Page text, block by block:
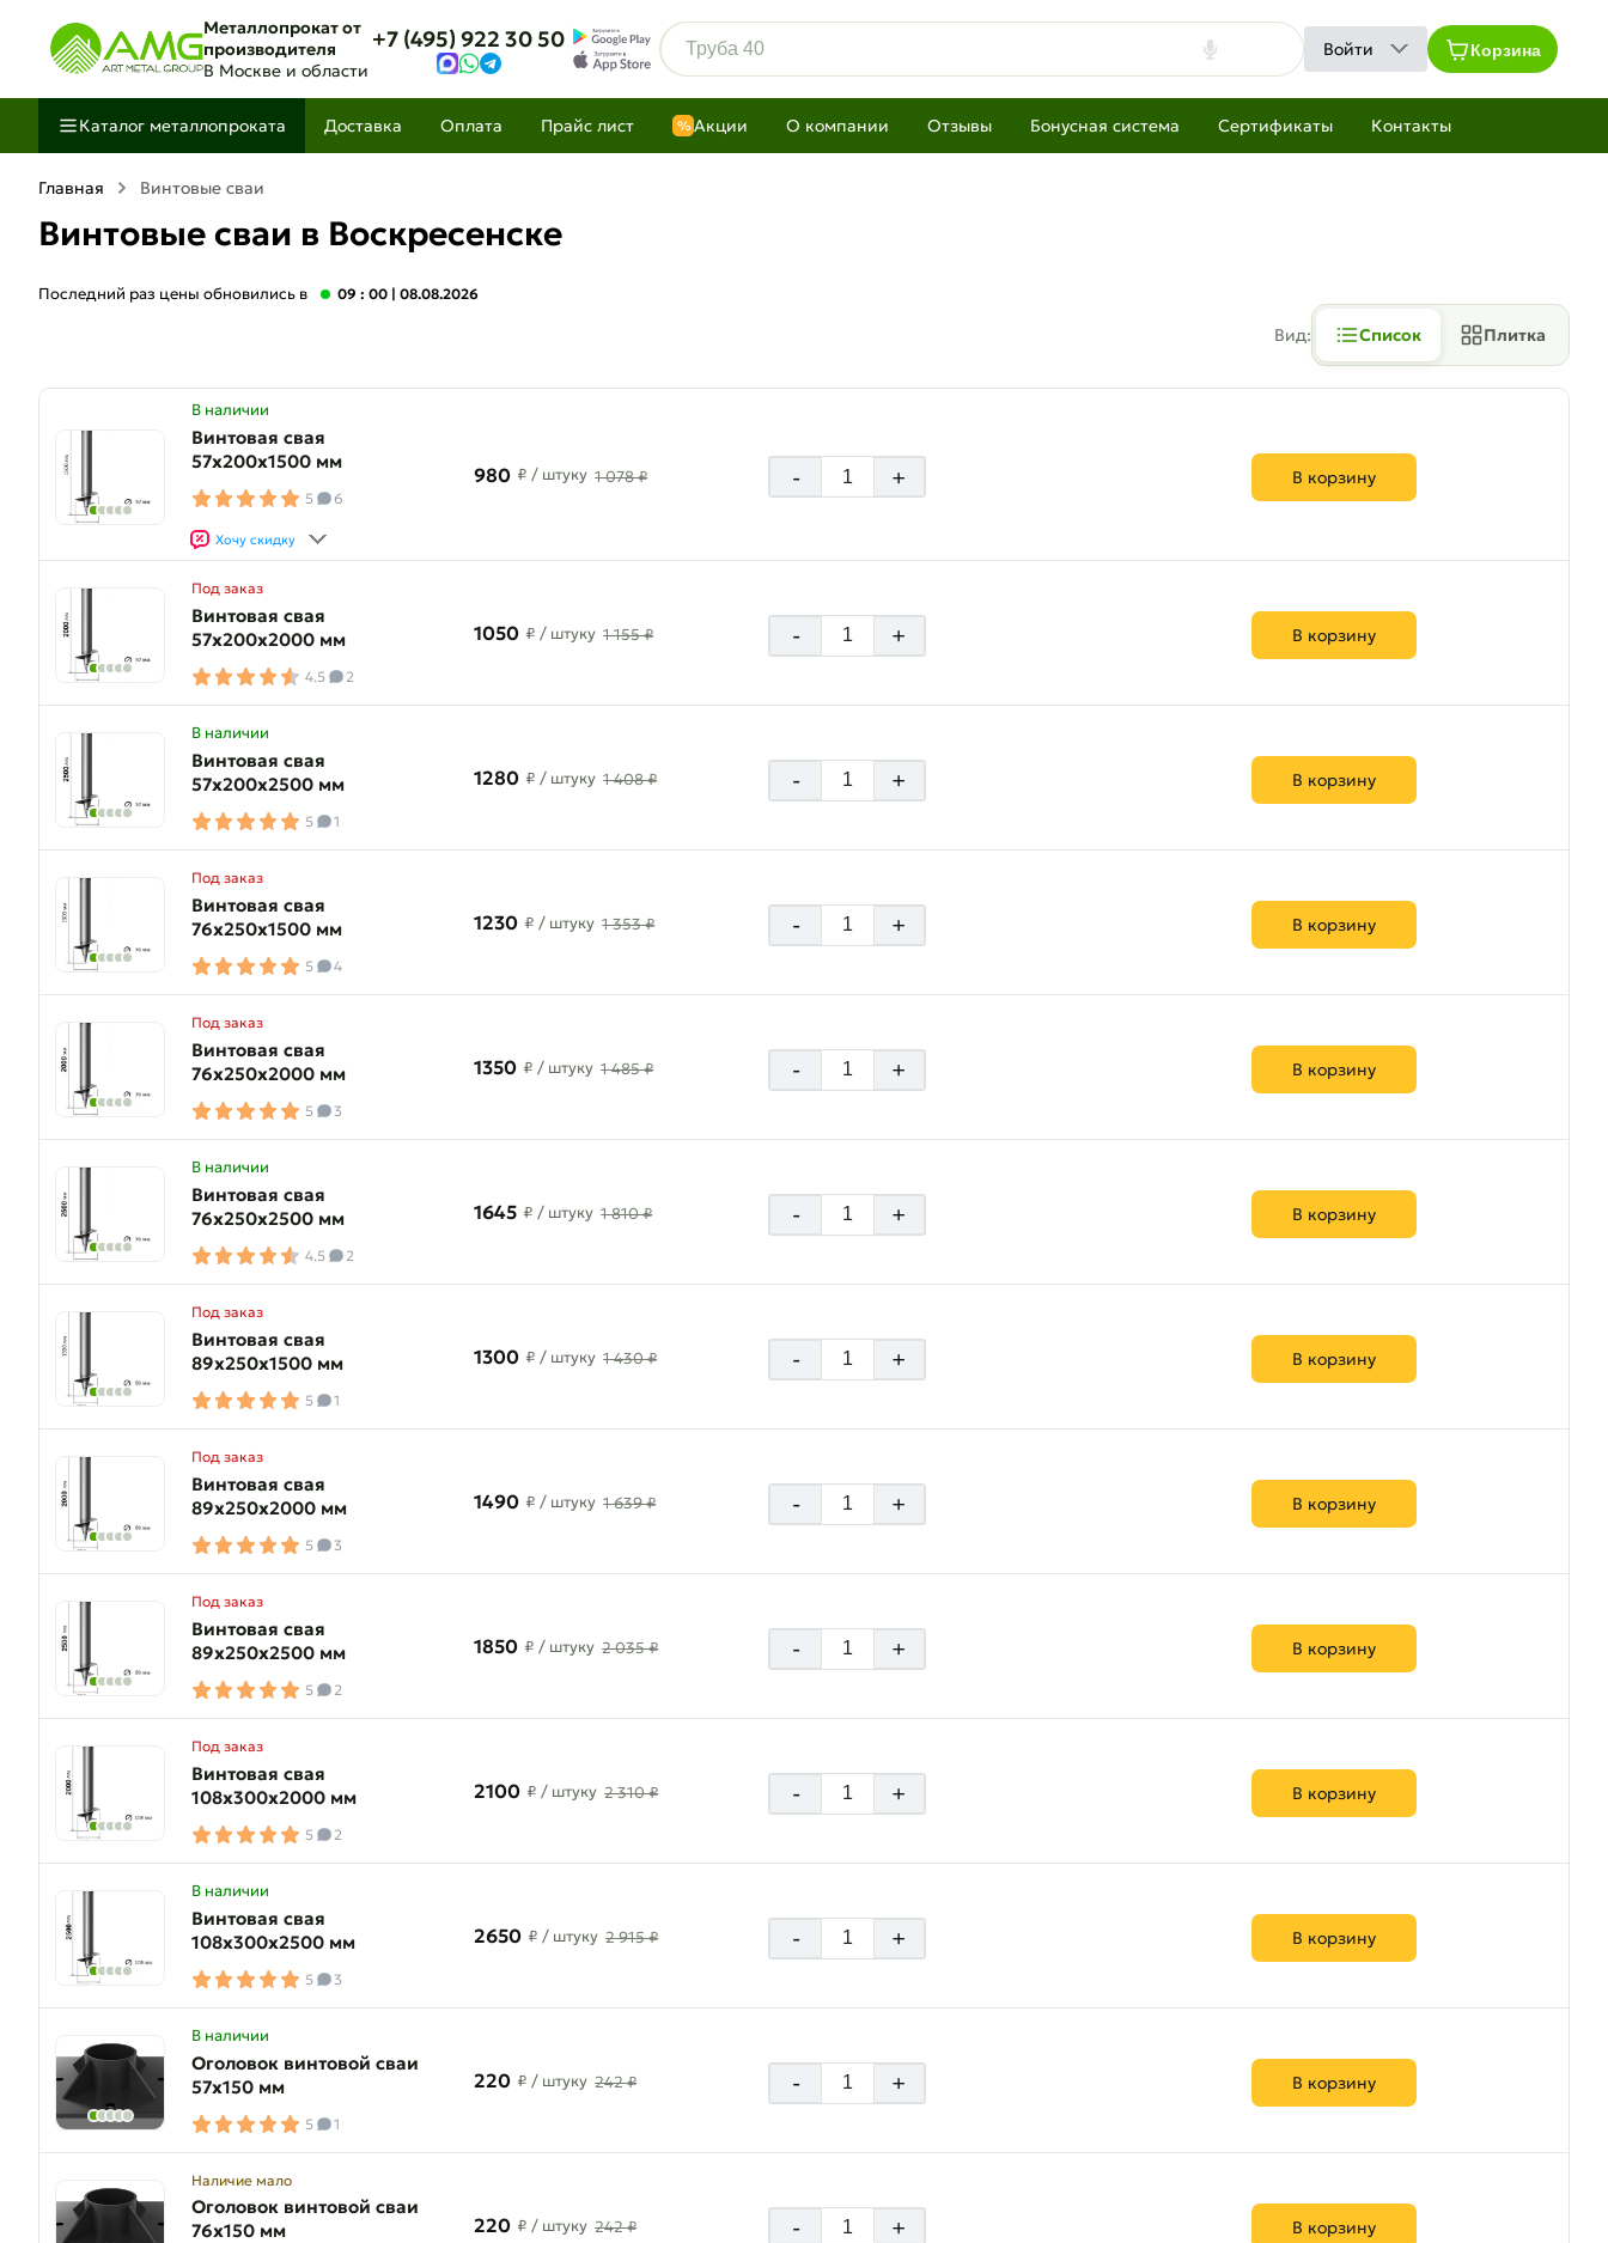
Металлопрокат от
производителя
В Москве и области
+7 (495) 922 30 50 Войти Корзина
Каталог металлопроката Доставка Оплата Прайс лист % Акции О компании Отзывы Бонусная система Сертификаты Контакты
Главная Винтовые сваи
Винтовые сваи в Воскресенске
Последний раз цены обновились в 09 : 00 | 08.08.2026
Вид: Список Плитка
В наличии
Винтовая свая
57х200х1500 мм
5 6
Хочу скидку
980 ₽ / штуку 1 078 ₽ - + В корзину
Под заказ
Винтовая свая
57х200х2000 мм
4.5 2
1050 ₽ / штуку 1 155 ₽ - + В корзину
В наличии
Винтовая свая
57х200х2500 мм
5 1
1280 ₽ / штуку 1 408 ₽ - + В корзину
Под заказ
Винтовая свая
76х250х1500 мм
5 4
1230 ₽ / штуку 1 353 ₽ - + В корзину
Под заказ
Винтовая свая
76х250х2000 мм
5 3
1350 ₽ / штуку 1 485 ₽ - + В корзину
В наличии
Винтовая свая
76х250х2500 мм
4.5 2
1645 ₽ / штуку 1 810 ₽ - + В корзину
Под заказ
Винтовая свая
89х250х1500 мм
5 1
1300 ₽ / штуку 1 430 ₽ - + В корзину
Под заказ
Винтовая свая
89х250х2000 мм
5 3
1490 ₽ / штуку 1 639 ₽ - + В корзину
Под заказ
Винтовая свая
89х250х2500 мм
5 2
1850 ₽ / штуку 2 035 ₽ - + В корзину
Под заказ
Винтовая свая
108х300х2000 мм
5 2
2100 ₽ / штуку 2 310 ₽ - + В корзину
В наличии
Винтовая свая
108х300х2500 мм
5 3
2650 ₽ / штуку 2 915 ₽ - + В корзину
В наличии
Оголовок винтовой сваи
57х150 мм
5 1
220 ₽ / штуку 242 ₽ - + В корзину
Наличие мало
Оголовок винтовой сваи
76х150 мм
220 ₽ / штуку 242 ₽ - + В корзину